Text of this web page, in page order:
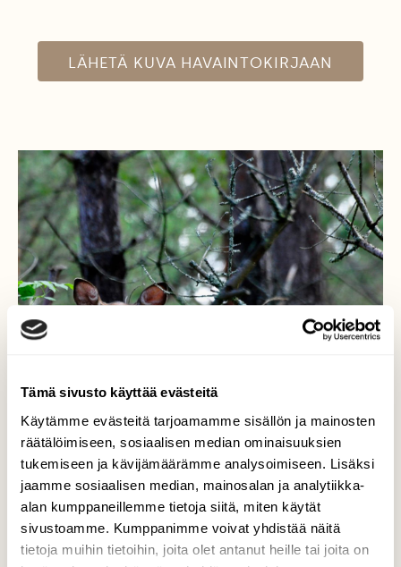
Tämä sivusto käyttää evästeitä
Käytämme evästeitä tarjoamamme sisällön ja mainosten
räätälöimiseen, sosiaalisen median ominaisuuksien
tukemiseen ja kävijämäärämme analysoimiseen. Lisäksi
jaamme sosiaalisen median, mainosalan ja analytiikka-
alan kumppaneillemme tietoja siitä, miten käytät
sivustoamme. Kumppanimme voivat yhdistää näitä
tietoja muihin tietoihin, joita olet antanut heille tai joita on
LÄHETÄ KUVA HAVAINTOKIRJAAN